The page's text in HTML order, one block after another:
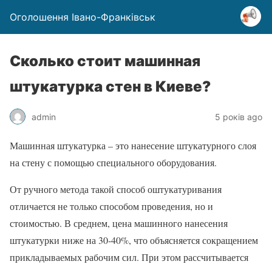
Оголошення Івано-Франківськ
Сколько стоит машинная
штукатурка стен в Киеве?
admin 5 років ago
Машинная штукатурка – это нанесение штукатурного слоя
на стену с помощью специального оборудования.
От ручного метода такой способ оштукатуривания
отличается не только способом проведения, но и
стоимостью. В среднем, цена машинного нанесения
штукатурки ниже на 30-40%, что объясняется сокращением
прикладываемых рабочим сил. При этом рассчитывается